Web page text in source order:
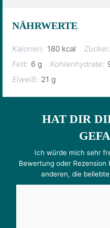
NÄHRWERTE
Kalorien: 180 kcal Zucker:
Fett: 6 g Kohlenhydrate:
Eiweiß: 21 g
HAT DIR
Ich würde mich sehr
Bewertung oder
anderen, die